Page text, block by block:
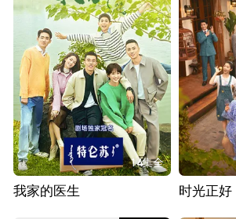
14集全
我家的医生 时光正好